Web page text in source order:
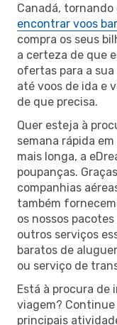
Canadá, tornando
encontrar voos
compra os seus
a certeza de que
ofertas para a
até voos de ida e
de que precisa.
Quer esteja à
semana rápida
mais longa, a
poupanças.
companhias
também
os nossos
outros serviços
baratos de
ou serviço de
Está à procura de
viagem?
principais